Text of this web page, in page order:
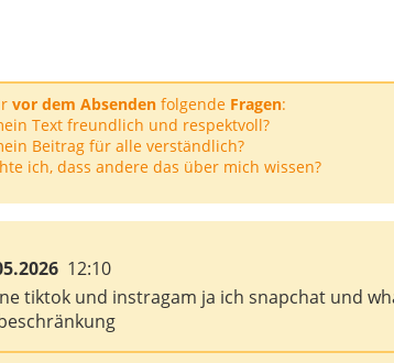
vor dem Absenden folgende Fragen:
Text freundlich und respektvoll?
Beitrag für alle verständlich?
ich, dass andere das über mich wissen?
12:10
tiktok und instragam ja ich snapchat und